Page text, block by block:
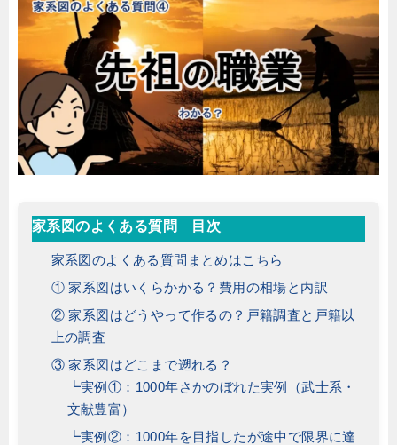
家系図のよくある質問 目次
家系図のよくある質問まとめはこちら
① 家系図はいくらかかる？費用の相場と内訳
② 家系図はどうやって作るの？戸籍調査と戸籍以
上の調査
③ 家系図はどこまで遡れる？
┗実例①：1000年さかのぼれた実例（武士系・
文献豊富）
┗実例②：1000年を目指したが途中で限界に達